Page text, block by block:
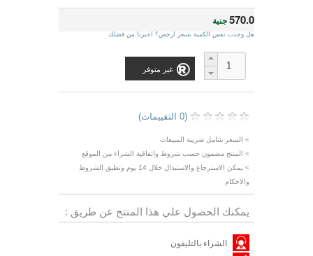
570.0جنية
هل وجدت نفس الكمية بسعر ارخص؟ اخبرنا من فضلك
غير متوفر
(0 التقييمات)
> السعر شامل ضريبة المبيعات
> المنتج مضمون حسب شروط واتفاقية الشراء من الموقع
> يمكن الاسترجاع والاستبدال خلال 14 يوم وتطبق الشروط
والاحكام
يمكنك الحصول علي هذا المنتج عن طريق :
الشراء بالتليفون